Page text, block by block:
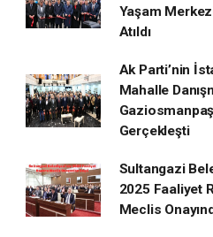
Yaşam
Atıldı
Ak Parti’nin
Mahalle
Gerçekleşti
Sultangazi
2025 Faaliyet
Meclis